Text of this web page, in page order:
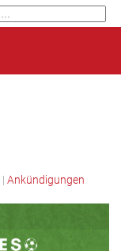
| Ankündigungen